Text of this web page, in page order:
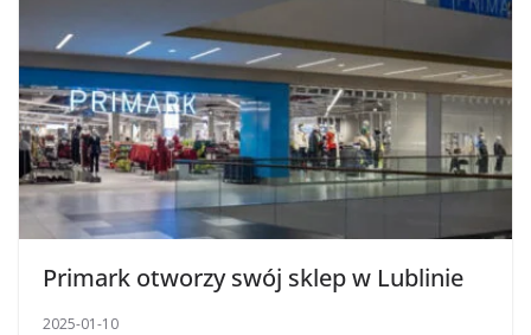
Primark otworzy swój sklep w Lublinie
2025-01-10